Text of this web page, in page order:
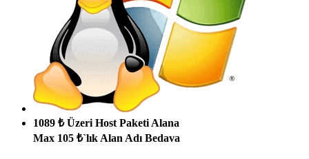
1089 ₺ Üzeri Host Paketi Alana
Max 105 ₺`lık Alan Adı Bedava